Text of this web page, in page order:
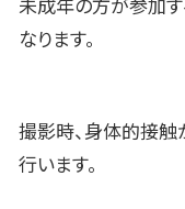
未成年の方が参加
なります。
撮影時、身体的接触
行います。